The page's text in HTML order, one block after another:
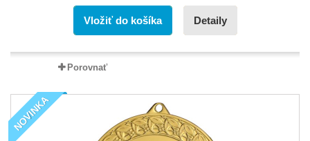
Vložiť do košíka Detaily
Porovnať
NOVINKA